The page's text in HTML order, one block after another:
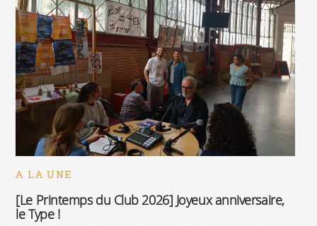
A LA UNE
[Le Printemps du Club 2026] Joyeux anniversaire,
le Type !